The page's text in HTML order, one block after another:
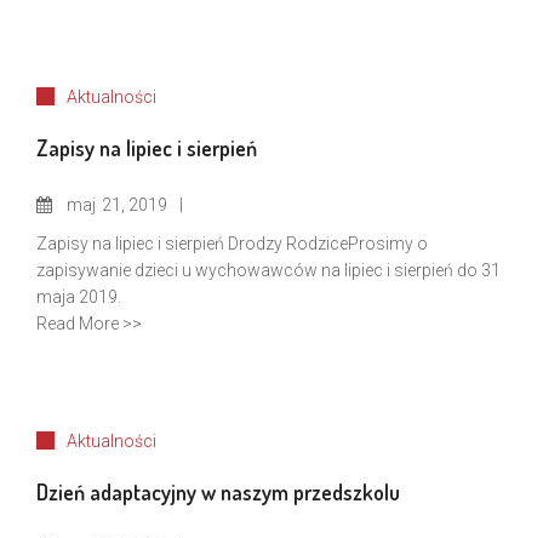
Aktualności
Zapisy na lipiec i sierpień
maj 21, 2019
Zapisy na lipiec i sierpień Drodzy RodziceProsimy o
zapisywanie dzieci u wychowawców na lipiec i sierpień do 31
maja 2019.
Read More >>
Aktualności
Dzień adaptacyjny w naszym przedszkolu